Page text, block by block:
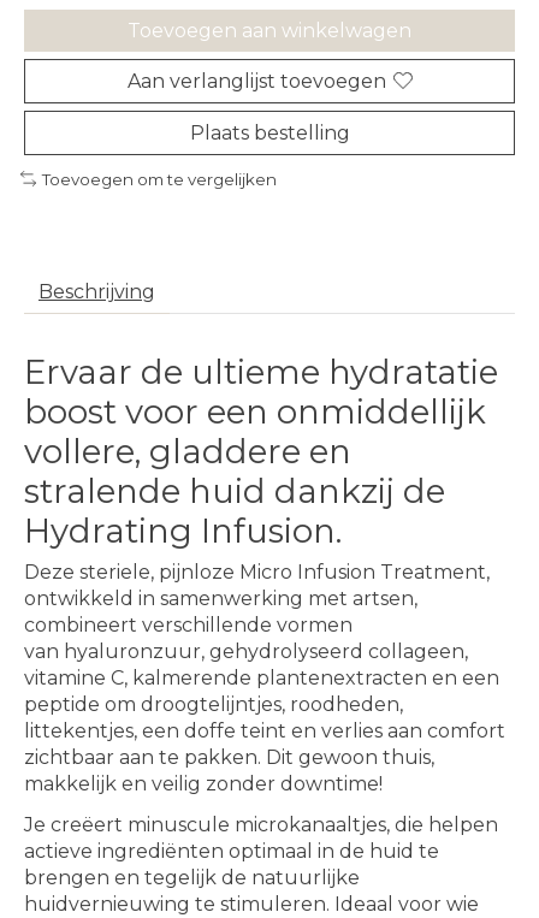
Toevoegen aan winkelwagen
Aan verlanglijst toevoegen
Plaats bestelling
Toevoegen om te vergelijken
Beschrijving
Ervaar de ultieme hydratatie
boost voor een onmiddellijk
vollere, gladdere en
stralende huid dankzij de
Hydrating Infusion.
Deze steriele, pijnloze Micro Infusion Treatment,
ontwikkeld in samenwerking met artsen,
combineert verschillende vormen
van hyaluronzuur, gehydrolyseerd collageen,
vitamine C, kalmerende plantenextracten en een
peptide om droogtelijntjes, roodheden,
littekentjes, een doffe teint en verlies aan comfort
zichtbaar aan te pakken. Dit gewoon thuis,
makkelijk en veilig zonder downtime!
Je creëert minuscule microkanaaltjes, die helpen
actieve ingrediënten optimaal in de huid te
brengen en tegelijk de natuurlijke
huidvernieuwing te stimuleren. Ideaal voor wie